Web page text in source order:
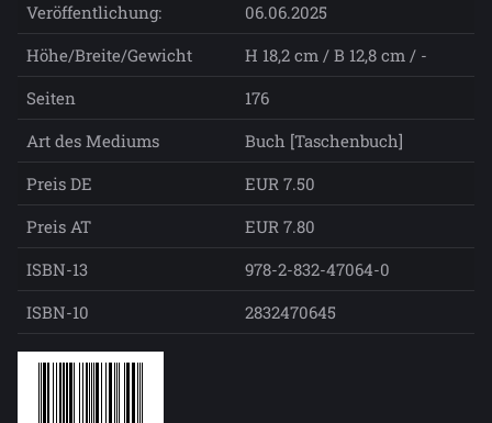
Veröffentlichung:
06.06.2025
Höhe/Breite/Gewicht
H 18,2 cm / B 12,8 cm / -
Seiten
176
Art des Mediums
Buch [Taschenbuch]
Preis DE
EUR 7.50
Preis AT
EUR 7.80
ISBN-13
978-2-832-47064-0
ISBN-10
2832470645